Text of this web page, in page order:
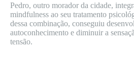
Pedro, outro morador da cidade,
mindfulness ao seu tratamento
dessa combinação, conseguiu
autoconhecimento e diminuir a
tensão.